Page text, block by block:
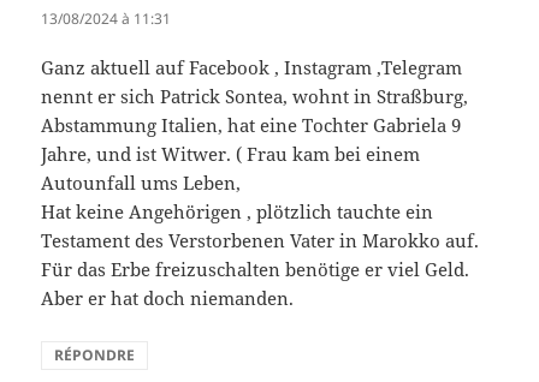
13/08/2024 à 11:31
Ganz aktuell auf Facebook , Instagram ,Telegram
nennt er sich Patrick Sontea, wohnt in Straßburg,
Abstammung Italien, hat eine Tochter Gabriela 9
Jahre, und ist Witwer. ( Frau kam bei einem
Autounfall ums Leben,
Hat keine Angehörigen , plötzlich tauchte ein
Testament des Verstorbenen Vater in Marokko auf.
Für das Erbe freizuschalten benötige er viel Geld.
Aber er hat doch niemanden.
RÉPONDRE